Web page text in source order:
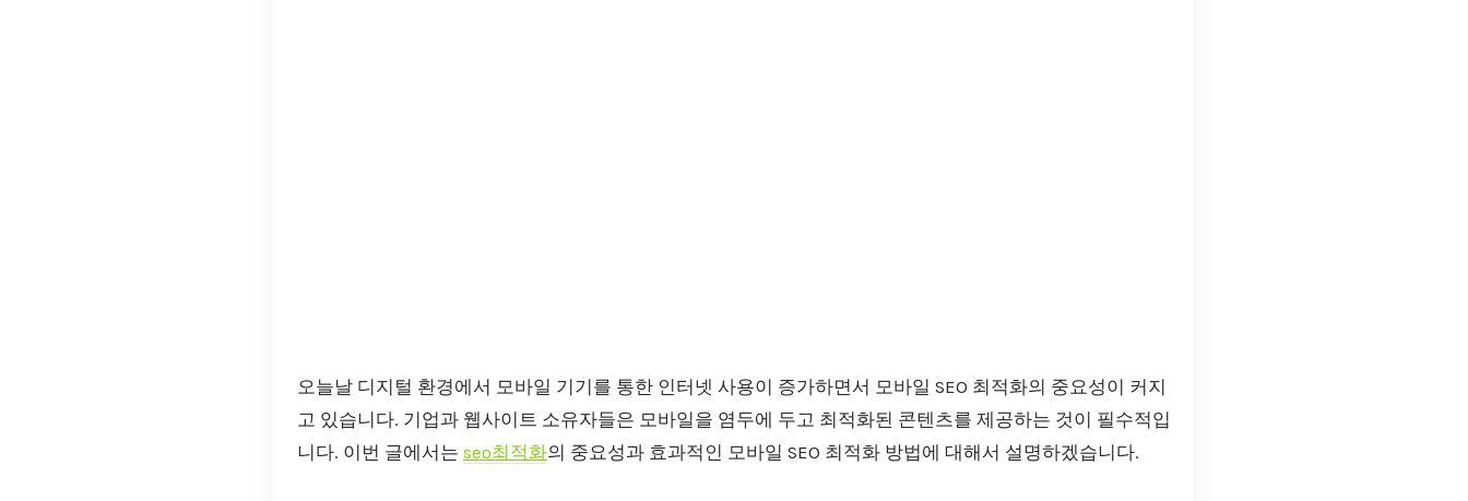
오늘날 디지털 환경에서 모바일 기기를 통한 인터넷 사용이 증가하면서 모바일 SEO 최적화의 중요성이 커지
고 있습니다. 기업과 웹사이트 소유자들은 모바일을 염두에 두고 최적화된 콘텐츠를 제공하는 것이 필수적입
니다. 이번 글에서는 seo최적화의 중요성과 효과적인 모바일 SEO 최적화 방법에 대해서 설명하겠습니다.